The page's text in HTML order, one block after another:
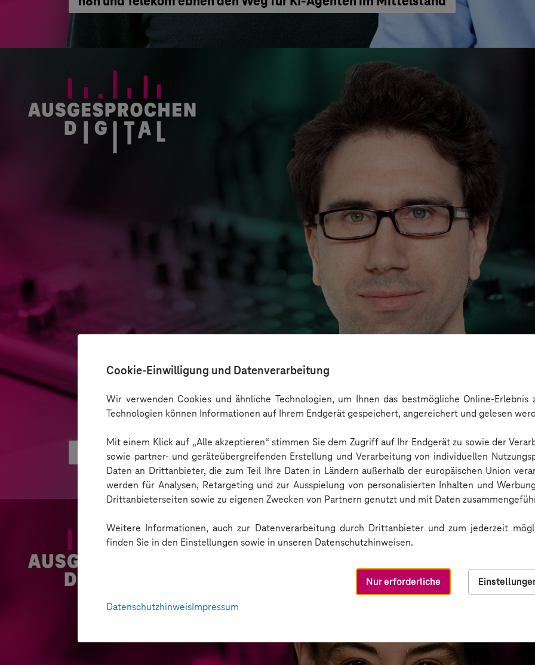
Cookie-Einwilligung und Datenverarbeitung
Wir verwenden Cookies und ähnliche Technologien, um Ihnen das bestmögliche Online-
Technologien können Informationen auf Ihrem Endgerät gespeichert, angereichert und gelesen
Mit einem Klick auf „Alle akzeptieren“ stimmen Sie dem Zugriff auf Ihr Endgerät zu sowie der
sowie partner- und geräteübergreifenden Erstellung und Verarbeitung von individuellen
Daten an Drittanbieter, die zum Teil Ihre Daten in Ländern außerhalb der europäischen Union
werden für Analysen, Retargeting und zur Ausspielung von personalisierten Inhalten und
Drittanbieterseiten sowie zu eigenen Zwecken von Partnern genutzt und mit Daten
Weitere Informationen, auch zur Datenverarbeitung durch Drittanbieter und zum jederzeit
finden Sie in den Einstellungen sowie in unseren Datenschutzhinweisen.
Nur erforderliche
DatenschutzhinweisImpressum
Was hinter AI Smart Glasses steckt: Use Cases, Chancen und